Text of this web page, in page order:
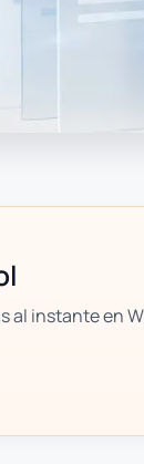
al instante en